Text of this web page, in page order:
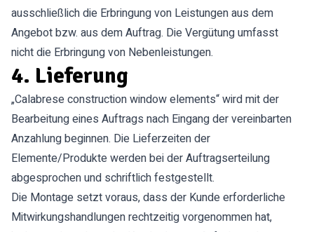
ausschließlich die Erbringung von Leistungen aus dem
Angebot bzw. aus dem Auftrag. Die Vergütung umfasst
nicht die Erbringung von Nebenleistungen.
4. Lieferung
„Calabrese construction window elements“ wird mit der
Bearbeitung eines Auftrags nach Eingang der vereinbarten
Anzahlung beginnen. Die Lieferzeiten der
Elemente/Produkte werden bei der Auftragserteilung
abgesprochen und schriftlich festgestellt.
Die Montage setzt voraus, dass der Kunde erforderliche
Mitwirkungshandlungen rechtzeitig vorgenommen hat,